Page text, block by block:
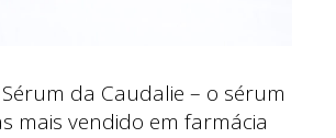
da Caudalie – o sérum
mais vendido em farmácia